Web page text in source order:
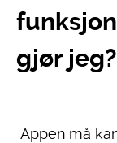
gjør jeg?
Appen må